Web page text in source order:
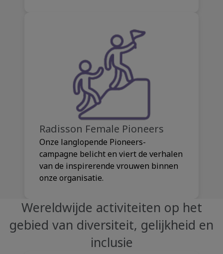
Radisson Female Pioneers
Onze langlopende Pioneers-
campagne belicht en viert de verhalen
van de inspirerende vrouwen binnen
onze organisatie.
Wereldwijde activiteiten op het
gebied van diversiteit, gelijkheid en
inclusie